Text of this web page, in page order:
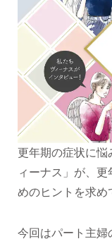
更年期の症状に悩
ィーナス」が、
めのヒントを求め
今回はパート主婦